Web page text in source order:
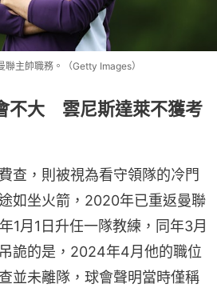
主帥職務。（Getty Images）
不大 雲尼斯達萊不獲考
查，則被視為看守領隊的冷門
如坐火箭，2020年已重返曼聯
1月1日升任一隊教練，同年3月
詭的是，2024年4月他的職位
並未離隊，球會聲明當時僅稱